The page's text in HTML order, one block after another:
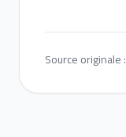
Source originale :